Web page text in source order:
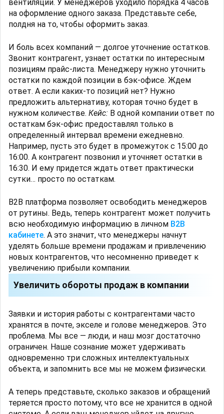
вентиляции. У менеджеров уходило порядка 4 часов
на оформление одного заказа. Представьте себе,
полдня на то, чтобы оформить заказ.
И боль всех компаний — долгое уточнение остатков.
Звонит контрагент, узнает остатки по интересным
позициям прайс-листа. Менеджеру нужно уточнить
остатки по каждой позиции в бэк-офисе. Ждем
ответ. А если каких-то позиций нет? Нужно
предложить альтернативу, которая точно будет в
нужном количестве. Кейс: В одной компании ответ по
остаткам бэк-офис предоставлял только в
определенный интервал времени ежедневно.
Например, пусть это будет в промежуток с 15:00 до
16:00. А контрагент позвонил и уточняет остатки в
16:30. И ему придется ждать ответ практически
сутки… просто по остаткам.
B2B платформа позволяет освободить менеджеров
от рутины. Ведь, теперь контрагент может получить
всю необходимую информацию в личном B2B
кабинете. А это значит, что менеджеры начнут
уделять больше времени продажам и привлечению
новых контрагентов, что несомненно приведет к
увеличению прибыли компании.
Увеличить обороты продаж в компании
Заявки и история работы с контрагентами часто
хранятся в почте, экселе и голове менеджеров. Это
проблема. Мы все — люди, и наш мозг достаточно
ограничен. Наше сознание может удерживать
одновременно три сложных интеллектуальных
объекта, и запомнить все мы не можем физически.
А теперь представьте, сколько заказов и обращений
теряется просто потому, что все не хранится в одной